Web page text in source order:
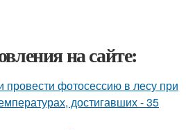
на сайте:
фотосессию в лесу при
достигавших - 35